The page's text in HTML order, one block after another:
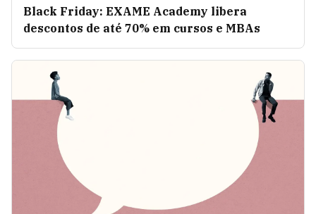
Black Friday: EXAME Academy libera
descontos de até 70% em cursos e MBAs